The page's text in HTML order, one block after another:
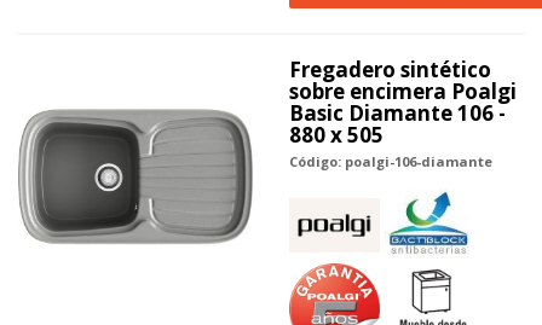
Fregadero sintético
sobre encimera Poalgi
Basic Diamante 106 -
880 x 505
Código: poalgi-106-diamante